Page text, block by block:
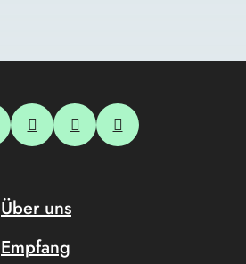
Über uns
Empfang